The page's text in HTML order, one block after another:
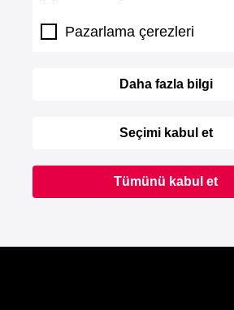
Pazarlama çerezleri
Daha fazla bilgi
Seçimi kabul et
Tümünü kabul et